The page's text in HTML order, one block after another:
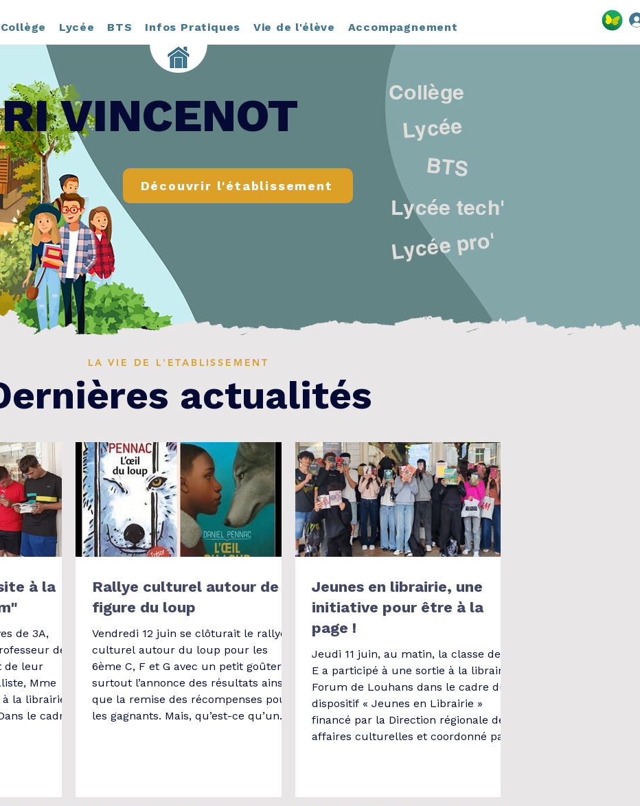
Collège Lycée BTS Infos Pratiques Vie de l'élève Accompagnement
VINCENOT Collège
Lycée
Découvrir l'établissement
BTS
Lycée tech'
Lycée pro'
LA VIE DE L'ETABLISSEMENT
actualités
de 3A,
de
de leur
Mme
la librairie
le cadre
de leur
Rallye culturel autour de la
figure du loup
Vendredi 12 juin se clôturait le rallye
culturel autour du loup pour les
6ème C, F et G avec un petit goûter et
surtout l’annonce des résultats ainsi
que la remise des récompenses pour
les gagnants. Mais, qu’est-ce qu’un
rallye culturel, on ne fait pas que lire :
Jeunes en librairie, une
initiative pour être à la
page !
Jeudi 11 juin, au matin, la classe de 3e
E a participé à une sortie à la librairie
Forum de Louhans dans le cadre du
dispositif « Jeunes en Librairie »
financé par la Direction régionale des
affaires culturelles et coordonné par